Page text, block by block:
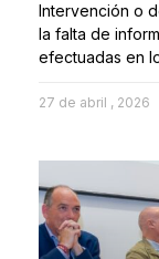
Intervención o
la falta de
efectuadas en
27 de abril , 2026